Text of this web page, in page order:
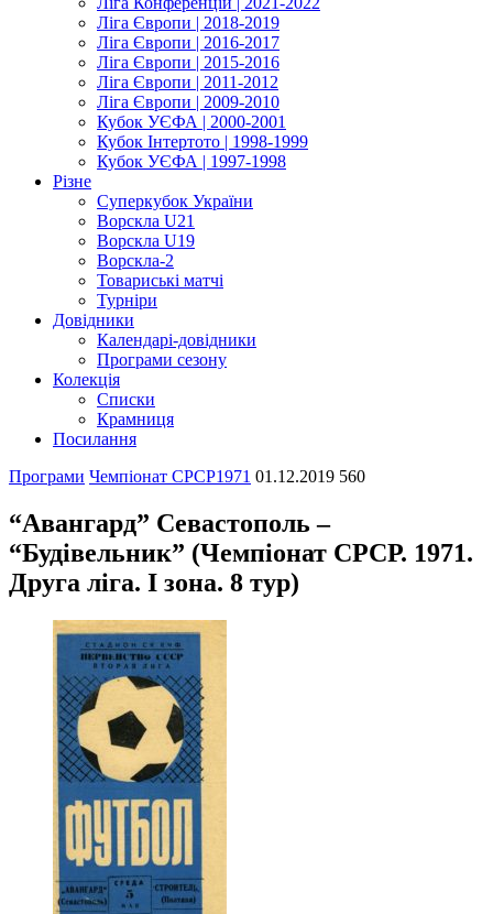
Ліга Європи | 2018-2019
Ліга Європи | 2016-2017
Ліга Європи | 2015-2016
Ліга Європи | 2011-2012
Ліга Європи | 2009-2010
Кубок УЄФА | 2000-2001
Кубок Інтертото | 1998-1999
Кубок УЄФА | 1997-1998
Різне
Суперкубок України
Ворскла U21
Ворскла U19
Ворскла-2
Товариські матчі
Турніри
Довідники
Календарі-довідники
Програми сезону
Колекція
Списки
Крамниця
Посилання
Програми Чемпіонат СРСР1971 01.12.2019 560
“Авангард” Севастополь –
“Будівельник” (Чемпіонат СРСР. 1971.
Друга ліга. І зона. 8 тур)